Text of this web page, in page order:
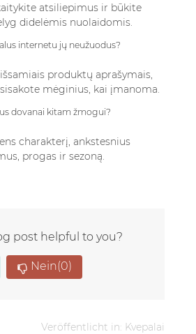
atsiliepimus ir būkite
didelėmis nuolaidomis.
internetu jų neužuodus?
produktų aprašymais,
mėginius, kai įmanoma.
dovanai kitam žmogui?
charakterį, ankstesnius
progas ir sezoną.
post helpful to you?
Nein(0)
Veröffentlicht in: Kvepalai